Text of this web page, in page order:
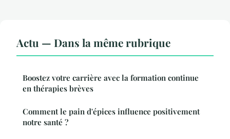
Actu — Dans la même rubrique
Boostez votre carrière avec la formation continue
en thérapies brèves
Comment le pain d'épices influence positivement
notre santé ?